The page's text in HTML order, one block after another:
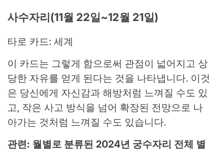
사수자리(11월 22일~12월 21일)
타로 카드: 세계
이 카드는 그렇게 함으로써 관점이 넓어지고 상
당한 자유를 얻게 된다는 것을 나타냅니다. 이것
은 당신에게 자신감과 해방처럼 느껴질 수도 있
고, 작은 사고 방식을 넘어 확장된 전망으로 나
아가는 것처럼 느껴질 수도 있습니다.
관련: 월별로 분류된 2024년 궁수자리 전체 별